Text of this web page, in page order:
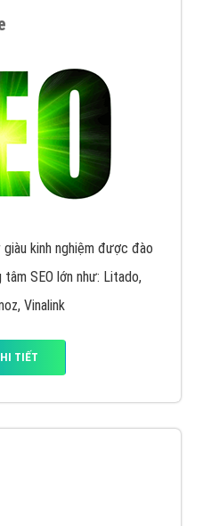
kinh nghiệm được đào
SEO lớn như: Litado,
Vinalink
TIẾT